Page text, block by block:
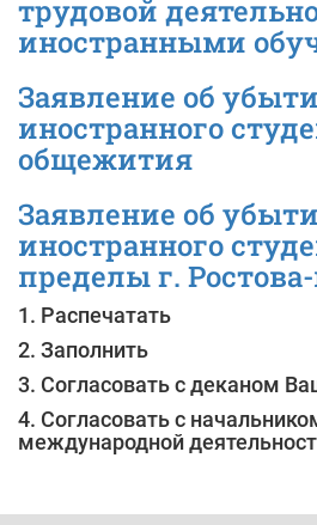
трудовой
иностранными
Заявление об
иностранного
общежития
Заявление об
иностранного
пределы г.
1. Распечатать
2. Заполнить
3. Согласовать с деканом
4. Согласовать с
международной